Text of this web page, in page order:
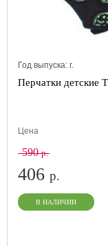
Год выпуска: г.
Перчатки детские
Цена
590р.
406 р.
В НАЛИЧИИ